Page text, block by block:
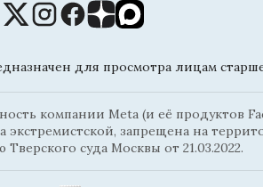
для просмотра лицам
компании Meta (и её продуктов
экстремистской, запрещена на
суда Москвы от 21.03.2022.